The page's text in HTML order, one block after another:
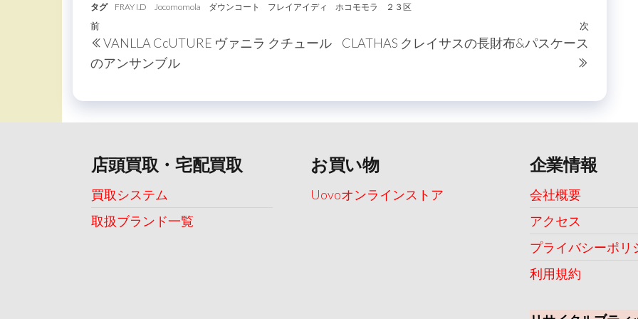
タグ FRAY I.D Jocomomola ダウンコート フレイアイディ ホコモモラ ２３区
投
稿
ナ
ビ
ゲ
シ
ョ
ン
過
去
の
前
VANLLA CcUTURE ヴァニラ クチュール
のアンサンブル
次
次
CLATHAS クレイサスの長財布&パスケース
店頭買取・宅配買取
買取システム
取扱ブランド一覧
お買い物
Uovoオンラインストア
企業情報
会社概要
アクセス
プライバシーポリ
利用規約